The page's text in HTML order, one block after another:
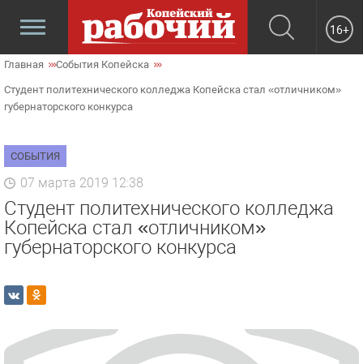
16+
Главная События Копейска
Студент политехнического колледжа Копейска стал «отличником»
губернаторского конкурса
СОБЫТИЯ
07 марта 2019 12:38
Студент политехнического колледжа
Копейска стал «отличником»
губернаторского конкурса